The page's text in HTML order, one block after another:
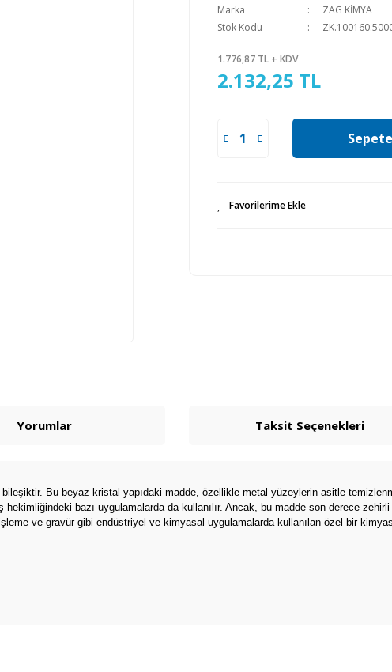
Marka
ZAG KİMYA
Stok Kodu
1.776,87 TL + KDV
2.132,25 TL
Yorumlar Taksit Seçenekleri
Bu beyaz kristal yapıdaki madde, özellikle metal yüzeylerin asitle
bazı uygulamalarda da kullanılır. Ancak, bu madde son derece zehirli
ve gravür gibi endüstriyel ve kimyasal uygulamalarda kullanılan özel bir